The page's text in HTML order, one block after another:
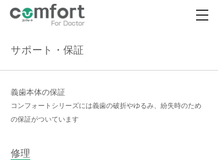
サポート・保証
義歯本体の保証
コンフォートシリーズには義歯の破折やゆるみ、紛失時のため
の保証がついています
修理